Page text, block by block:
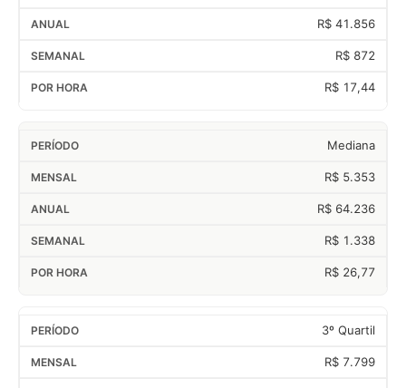
R$ 41.856
R$ 872
R$ 17,44
Mediana
R$ 5.353
R$ 64.236
R$ 1.338
R$ 26,77
3º Quartil
R$ 7.799